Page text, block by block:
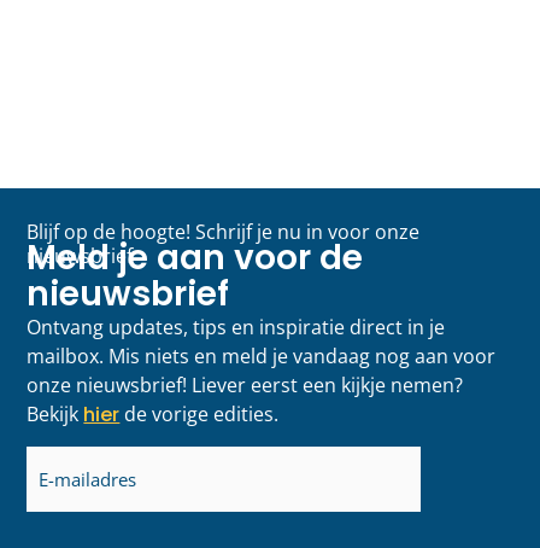
Blijf op de hoogte! Schrijf je nu in voor onze
nieuwsbrief
Meld je aan voor de
nieuwsbrief
Ontvang updates, tips en inspiratie direct in je
mailbox. Mis niets en meld je vandaag nog aan voor
onze nieuwsbrief! Liever eerst een kijkje nemen?
Bekijk hier de vorige edities.
E-
mailadres
(Vereist)